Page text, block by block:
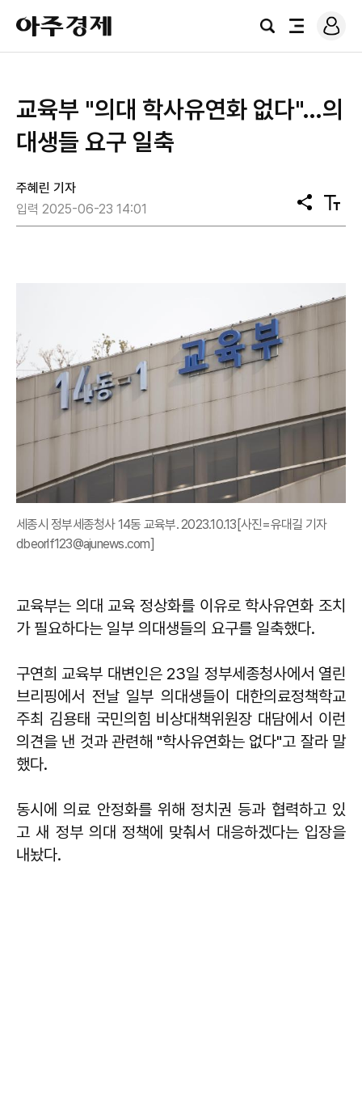
아
주
경
검
전
로
그
교육부 "의대 학사유연화 없다"…의
대생들 요구 일축
주혜린 기자
입력 2025-06-23 14:01
공
유
텍
스
세종시 정부세종청사 14동 교육부. 2023.10.13[사진=유대길 기자
dbeorlf123@ajunews.com]
교육부는 의대 교육 정상화를 이유로 학사유연화 조치
가 필요하다는 일부 의대생들의 요구를 일축했다.
구연희 교육부 대변인은 23일 정부세종청사에서 열린
브리핑에서 전날 일부 의대생들이 대한의료정책학교
주최 김용태 국민의힘 비상대책위원장 대담에서 이런
의견을 낸 것과 관련해 "학사유연화는 없다"고 잘라 말
했다.
동시에 의료 안정화를 위해 정치권 등과 협력하고 있
고 새 정부 의대 정책에 맞춰서 대응하겠다는 입장을
내놨다.